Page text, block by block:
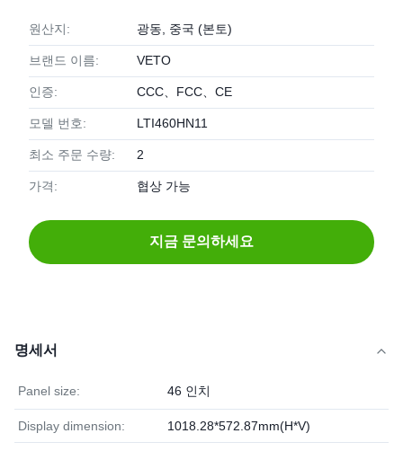
원산지: 광동, 중국 (본토)
브랜드 이름: VETO
인증: CCC、FCC、CE
모델 번호: LTI460HN11
최소 주문 수량: 2
가격: 협상 가능
지금 문의하세요
명세서
Panel size: 46 인치
Display dimension: 1018.28*572.87mm(H*V)